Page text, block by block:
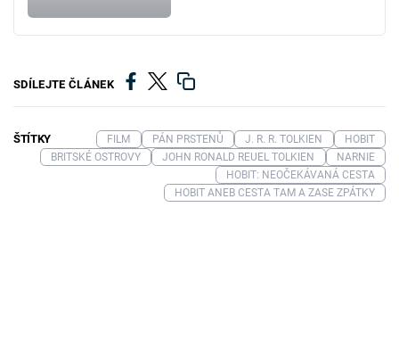
SDÍLEJTE ČLÁNEK
ŠTÍTKY FILM PÁN PRSTENŮ J. R. R. TOLKIEN
HOBIT
BRITSKÉ OSTROVY
JOHN RONALD REUEL TOLKIEN
NARNIE
HOBIT: NEOČEKÁVANÁ CESTA
HOBIT ANEB CESTA TAM A ZASE ZPÁTKY